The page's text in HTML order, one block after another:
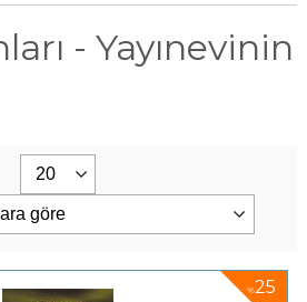
- Yayınevinin
%25